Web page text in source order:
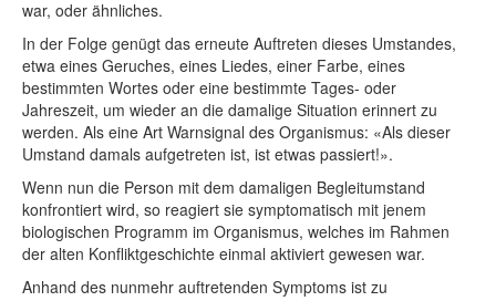
war, oder ähnliches.
In der Folge genügt das erneute Auftreten dieses Umstandes,
etwa eines Geruches, eines Liedes, einer Farbe, eines
bestimmten Wortes oder eine bestimmte Tages- oder
Jahreszeit, um wieder an die damalige Situation erinnert zu
werden. Als eine Art Warnsignal des Organismus: «Als dieser
Umstand damals aufgetreten ist, ist etwas passiert!».
Wenn nun die Person mit dem damaligen Begleitumstand
konfrontiert wird, so reagiert sie symptomatisch mit jenem
biologischen Programm im Organismus, welches im Rahmen
der alten Konfliktgeschichte einmal aktiviert gewesen war.
Anhand des nunmehr auftretenden Symptoms ist zu